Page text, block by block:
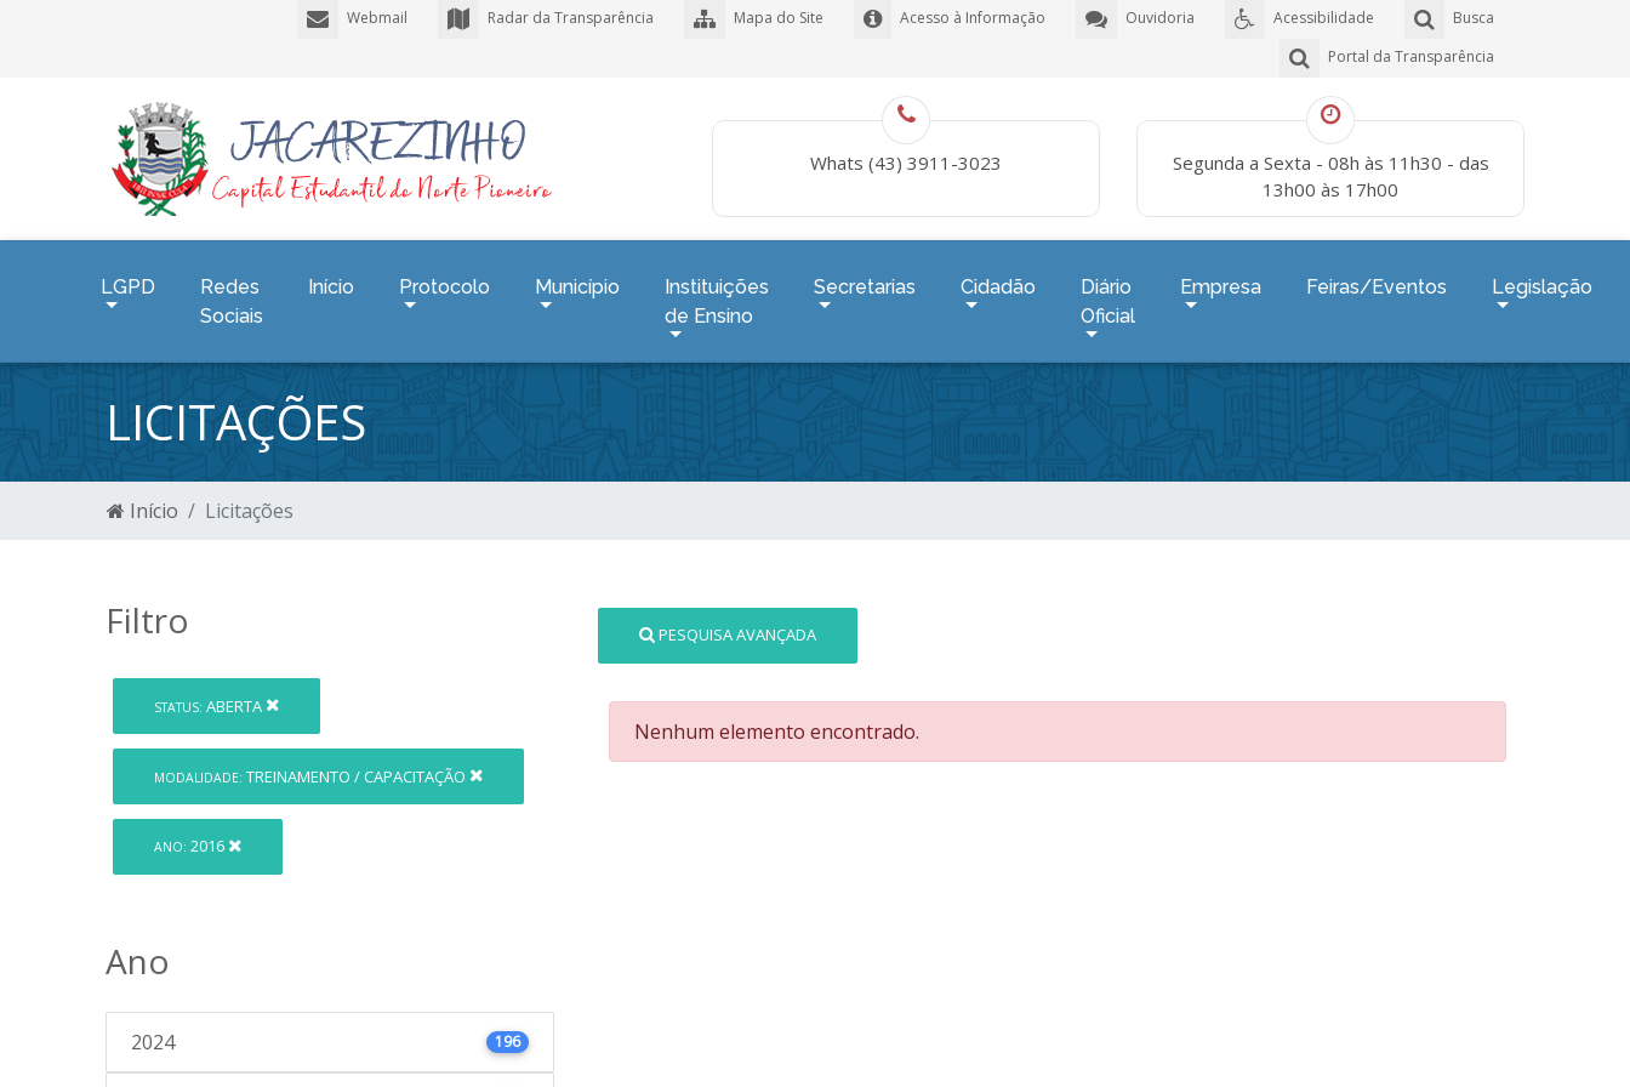
Busca
Acessibilidade
Ouvidoria
Acesso à Informação
Mapa do Site
Radar da Transparência
Webmail
Portal da Transparência
Whats (43) 3911-3023
Segunda a Sexta - 08h às 11h30 - das
13h00 às 17h00
LGPD
Redes
Sociais
Início Protocolo Município
Instituições
de Ensino
Secretarias Cidadão
Diário
Oficial
Empresa Feiras/Eventos Legislação
LICITAÇÕES
Início Licitações
Filtro
STATUS: ABERTA
MODALIDADE: TREINAMENTO / CAPACITAÇÃO
ANO: 2016
Ano
2024 196
PESQUISA AVANÇADA
Nenhum elemento encontrado.